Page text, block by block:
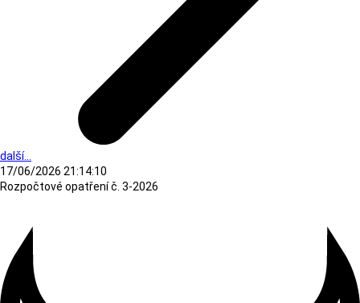
další...
17/06/2026 21:14:10
Rozpočtové opatření č. 3-2026